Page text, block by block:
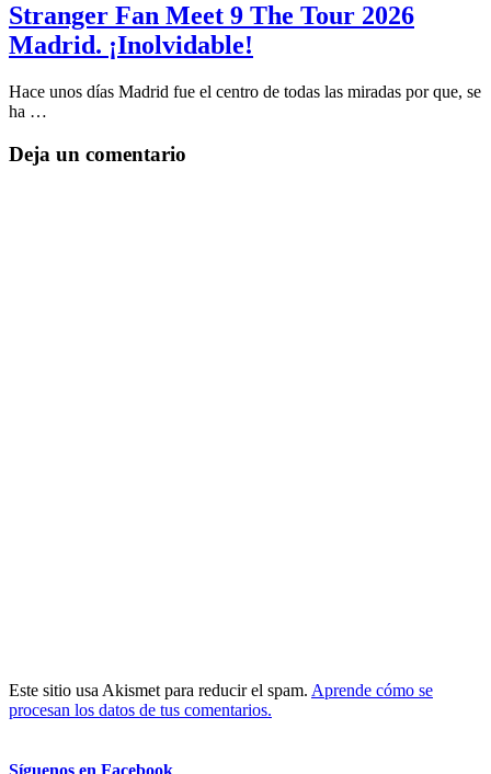
Stranger Fan Meet 9 The Tour 2026
Madrid. ¡Inolvidable!
Hace unos días Madrid fue el centro de todas las miradas por que, se
ha …
Deja un comentario
Este sitio usa Akismet para reducir el spam. Aprende cómo se
procesan los datos de tus comentarios.
Síguenos en Facebook